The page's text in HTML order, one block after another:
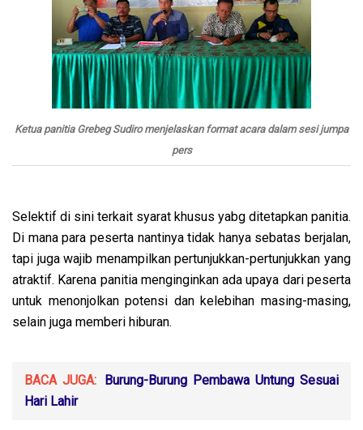
Ketua panitia Grebeg Sudiro menjelaskan format acara dalam sesi jumpa
pers
Selektif di sini terkait syarat khusus yabg ditetapkan panitia.
Di mana para peserta nantinya tidak hanya sebatas berjalan,
tapi juga wajib menampilkan pertunjukkan-pertunjukkan yang
atraktif. Karena panitia menginginkan ada upaya dari peserta
untuk menonjolkan potensi dan kelebihan masing-masing,
selain juga memberi hiburan.
BACA JUGA: Burung-Burung Pembawa Untung Sesuai
Hari Lahir